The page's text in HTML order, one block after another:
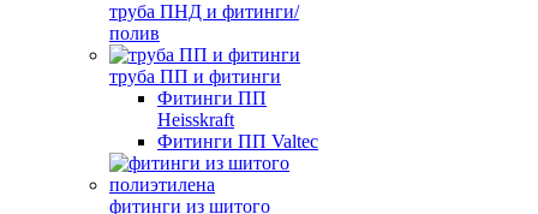
труба ПНД и фитинги/
полив
труба ПП и фитинги
Фитинги ПП
Heisskraft
Фитинги ПП Valtec
фитинги из шитого